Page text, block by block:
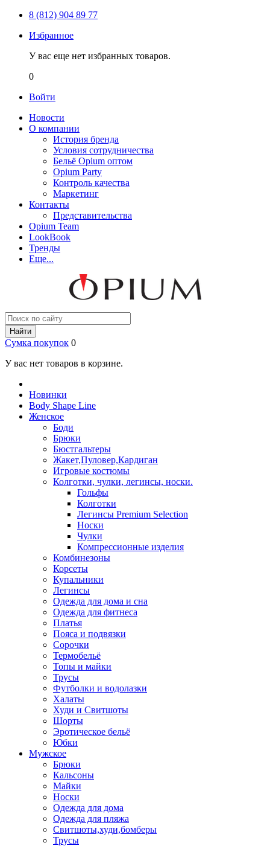
8 (812) 904 89 77
Избранное
У вас еще нет избранных товаров.
0
Войти
Новости
О компании
История бренда
Условия сотрудничества
Бельё Opium оптом
Opium Party
Контроль качества
Маркетинг
Контакты
Представительства
Opium Team
LookBook
Тренды
Еще...
Найти
Сумка покупок 0
У вас нет товаров в корзине.
Новинки
Body Shape Line
Женское
Боди
Брюки
Бюстгальтеры
Жакет,Пуловер,Кардиган
Игровые костюмы
Колготки, чулки, легинсы, носки.
Гольфы
Колготки
Легинсы Premium Selection
Носки
Чулки
Компрессионные изделия
Комбинезоны
Корсеты
Купальники
Легинсы
Одежда для дома и сна
Одежда для фитнеса
Платья
Пояса и подвязки
Сорочки
Термобельё
Топы и майки
Трусы
Футболки и водолазки
Халаты
Худи и Свитшоты
Шорты
Эротическое бельё
Юбки
Мужское
Брюки
Кальсоны
Майки
Носки
Одежда для дома
Одежда для пляжа
Свитшоты,худи,бомберы
Трусы